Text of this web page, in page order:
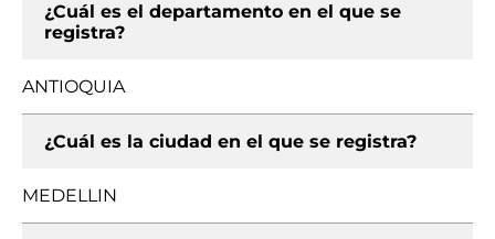
¿Cuál es el departamento en el que se
registra?
ANTIOQUIA
¿Cuál es la ciudad en el que se registra?
MEDELLIN